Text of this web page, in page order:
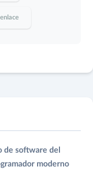
de software del
moderno